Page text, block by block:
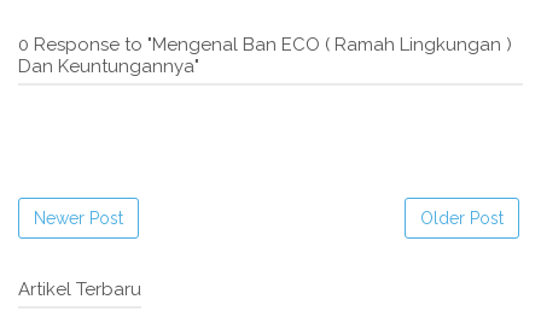
0 Response to "Mengenal Ban ECO ( Ramah Lingkungan )
Dan Keuntungannya"
Newer Post Older Post
Artikel Terbaru